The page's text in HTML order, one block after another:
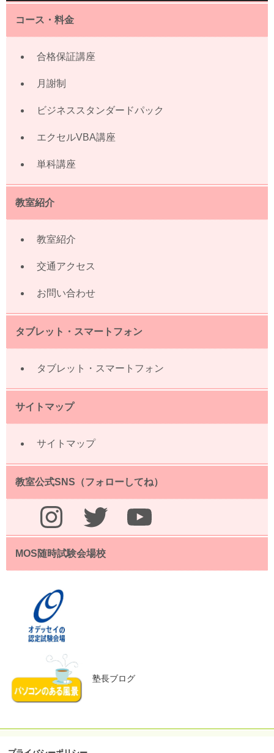
コース・料金
合格保証講座
月謝制
ビジネススタンダードパック
エクセルVBA講座
単科講座
教室紹介
教室紹介
交通アクセス
お問い合わせ
タブレット・スマートフォン
タブレット・スマートフォン
サイトマップ
サイトマップ
教室公式SNS（フォローしてね）
Instagram Twitter YouTube
MOS随時試験会場校
塾長ブログ